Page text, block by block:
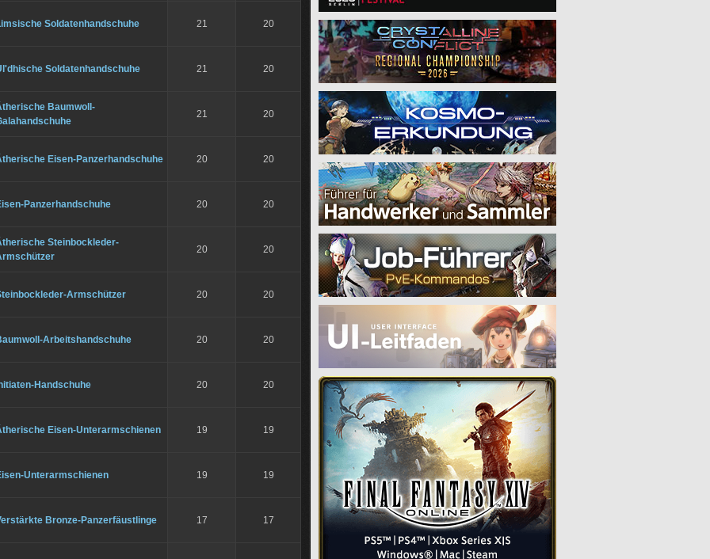
Soldatenhandschuhe 21 20
Soldatenhandschuhe 21 20
Baumwoll-
21 20
Eisen-Panzerhandschuhe 20 20
Panzerhandschuhe 20 20
Steinbockleder-
20 20
Armschützer 20 20
Arbeitshandschuhe 20 20
Handschuhe 20 20
Eisen-Unterarmschienen 19 19
Unterarmschienen 19 19
Bronze-Panzerfäustlinge 17 17